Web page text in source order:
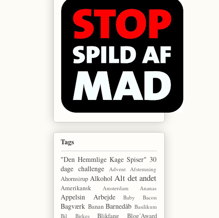
Tags
"Den Hemmlige Kage Spiser" 30
dage challenge
Advent Afstemning
Ahornsirup Alkohol Alt det andet
Amerikansk Amsterdam Ananas
Appelsin Arbejde Baby Bacon
Bagværk Banan Barnedåb Basilikum
Bil
Birkes Blikfang Blog´Award